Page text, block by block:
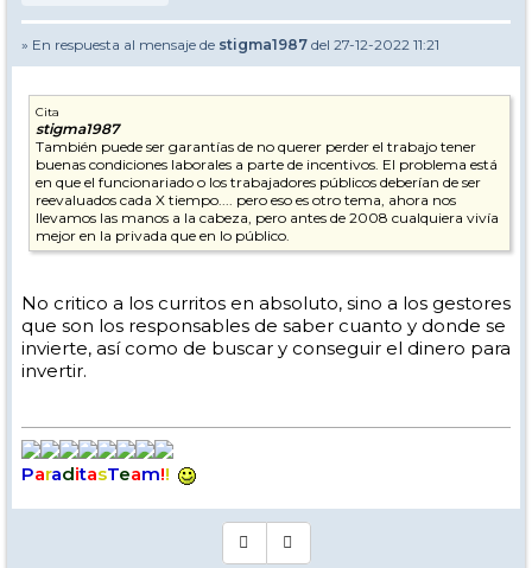
» En respuesta al mensaje de stigma1987 del 27-12-2022 11:21
Cita
stigma1987
También puede ser garantías de no querer perder el trabajo tener
buenas condiciones laborales a parte de incentivos. El problema está
en que el funcionariado o los trabajadores públicos deberían de ser
reevaluados cada X tiempo.... pero eso es otro tema, ahora nos
llevamos las manos a la cabeza, pero antes de 2008 cualquiera vivía
mejor en la privada que en lo público.
No critico a los curritos en absoluto, sino a los gestores
que son los responsables de saber cuanto y donde se
invierte, así como de buscar y conseguir el dinero para
invertir.
ParaditasTeam!!